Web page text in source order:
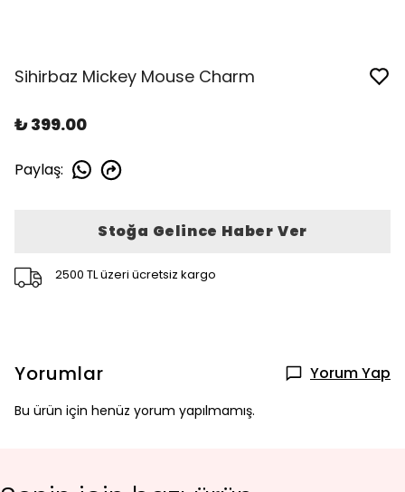
Sihirbaz Mickey Mouse Charm
₺ 399.00
Paylaş:
Stoğa Gelince Haber Ver
2500 TL üzeri ücretsiz kargo
Yorumlar Yorum Yap
Bu ürün için henüz yorum yapılmamış.